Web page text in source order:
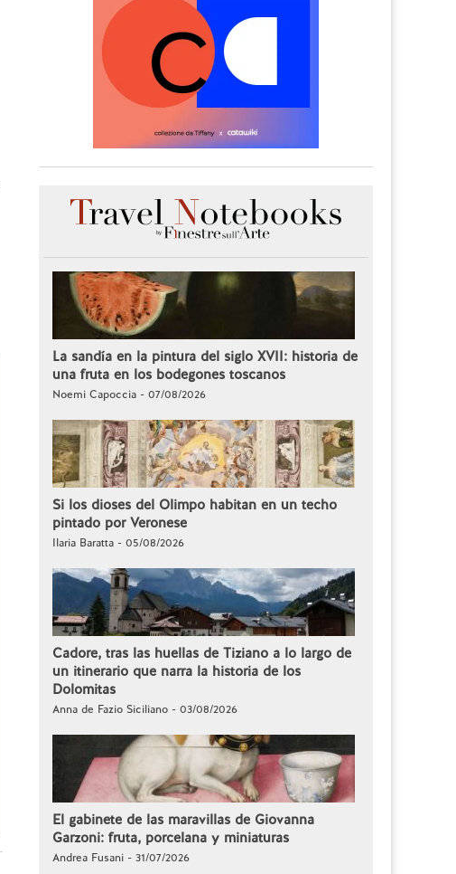
La sandía en la pintura del siglo XVII: historia de
una fruta en los bodegones toscanos
Noemi Capoccia - 07/08/2026
Si los dioses del Olimpo habitan en un techo
pintado por Veronese
Ilaria Baratta - 05/08/2026
Cadore, tras las huellas de Tiziano a lo largo de
un itinerario que narra la historia de los
Dolomitas
Anna de Fazio Siciliano - 03/08/2026
El gabinete de las maravillas de Giovanna
Garzoni: fruta, porcelana y miniaturas
Andrea Fusani - 31/07/2026